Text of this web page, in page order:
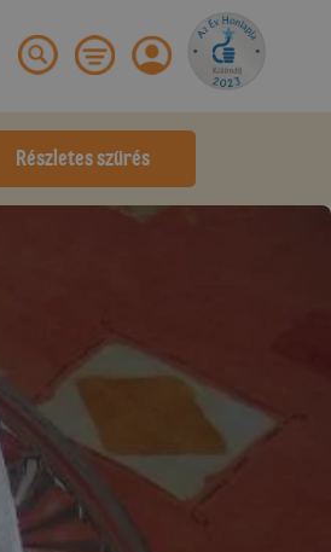
Részletes szűrés